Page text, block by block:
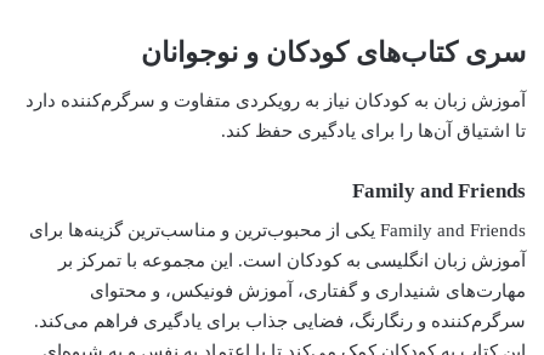
سری کتاب‌های کودکان و نوجوانان
آموزش زبان به کودکان نیاز به رویکردی متفاوت و سرگرم‌کننده دارد
تا اشتیاق آن‌ها را برای یادگیری حفظ کند.
Family and Friends
Family and Friends یکی از محبوب‌ترین و مناسب‌ترین گزینه‌ها برای
آموزش زبان انگلیسی به کودکان است. این مجموعه با تمرکز بر
مهارت‌های شنیداری و گفتاری، آموزش فونیکس، و محتوای
سرگرم‌کننده و رنگارنگ، فضایی جذاب برای یادگیری فراهم می‌کند.